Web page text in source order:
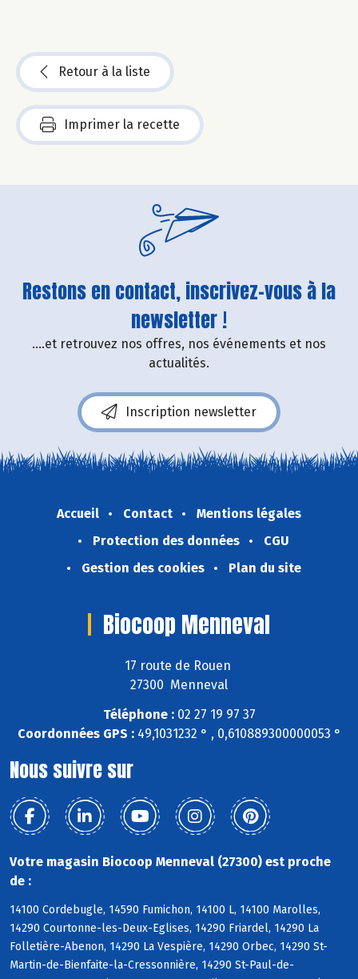
Retour à la liste
Imprimer la recette
Restons en contact, inscrivez-vous à la
newsletter !
....et retrouvez nos offres, nos événements et nos
actualités.
Inscription newsletter
Accueil Contact
Mentions légales
Protection des données
CGU
Gestion des cookies
Plan du site
Biocoop Menneval
17 route de Rouen
27300 Menneval
Téléphone :02 27 19 97 37
Coordonnées GPS :49,1031232 ° , 0,610889300000053 °
Nous suivre sur
Votre magasin Biocoop Menneval (27300) est proche
de :
14100 Cordebugle, 14590 Fumichon, 14100 L, 14100 Marolles,
14290 Courtonne-les-Deux-Eglises, 14290 Friardel, 14290 La
Folletière-Abenon, 14290 La Vespière, 14290 Orbec, 14290 St-
Martin-de-Bienfaite-la-Cressonnière, 14290 St-Paul-de-